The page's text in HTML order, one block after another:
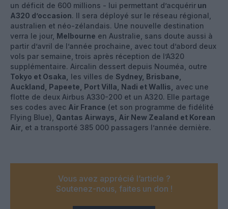
un déficit de 600 millions - lui permettant d’acquérir un
A320 d’occasion. Il sera déployé sur le réseau régional,
australien et néo-zélandais. Une nouvelle destination
verra le jour, Melbourne en Australie, sans doute aussi à
partir d’avril de l’année prochaine, avec tout d’abord deux
vols par semaine, trois après réception de l’A320
supplémentaire. Aircalin dessert depuis Nouméa, outre
Tokyo et Osaka,
les villes de Sydney, Brisbane,
Auckland, Papeete, Port Villa, Nadi et Wallis,
avec une
flotte de deux Airbus A330-200 et un A320. Elle partage
ses codes avec Air France (et son programme de fidélité
Flying Blue), Qantas Airways, Air New Zealand et Korean
Air , et a transporté 385 000 passagers l’année dernière.
Vous avez apprécié l’article ?
Soutenez-nous, faites un don !